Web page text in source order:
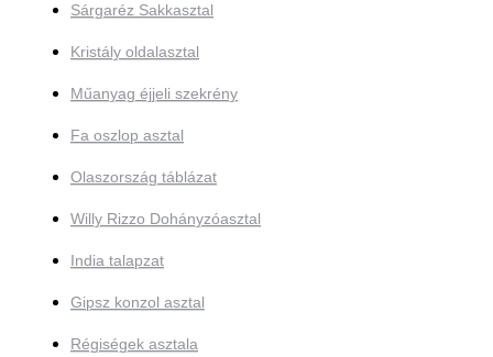
Sárgaréz Sakkasztal
Kristály oldalasztal
Műanyag éjjeli szekrény
Fa oszlop asztal
Olaszország táblázat
Willy Rizzo Dohányzóasztal
India talapzat
Gipsz konzol asztal
Régiségek asztala